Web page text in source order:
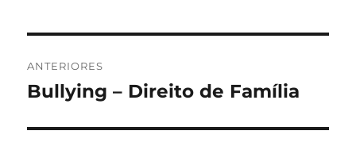
de
ANTERIORES
Post
Bullying – Direito de Família